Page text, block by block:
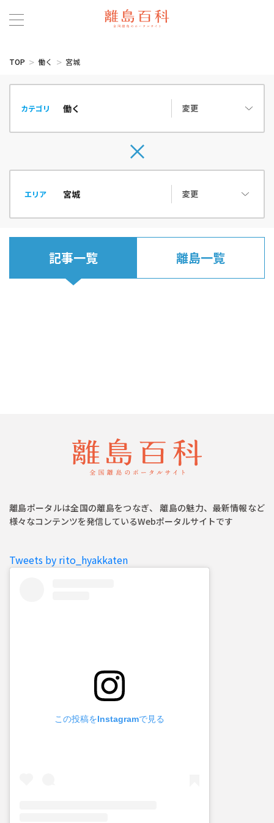
TOP 働く 宮城
カテゴリ 変更
エリア 変更
記事一覧 離島一覧
離島ポータルは全国の離島をつなぎ、 離島の魅力、最新情報など
様々なコンテンツを発信しているWebポータルサイトです
Tweets by rito_hyakkaten
この投稿をInstagramで見る